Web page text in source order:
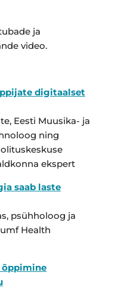
ja
video.
digitaalset
Eesti Muusika- ja
ning
ekspert
saab laste
psühholoog ja
Health
õppimine